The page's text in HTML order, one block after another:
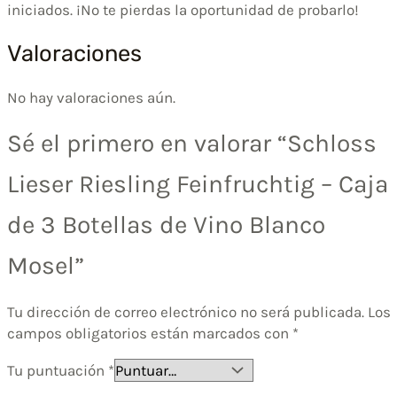
iniciados. ¡No te pierdas la oportunidad de probarlo!
Valoraciones
No hay valoraciones aún.
Sé el primero en valorar “Schloss
Lieser Riesling Feinfruchtig – Caja
de 3 Botellas de Vino Blanco
Mosel”
Tu dirección de correo electrónico no será publicada. Los
campos obligatorios están marcados con *
Tu puntuación *